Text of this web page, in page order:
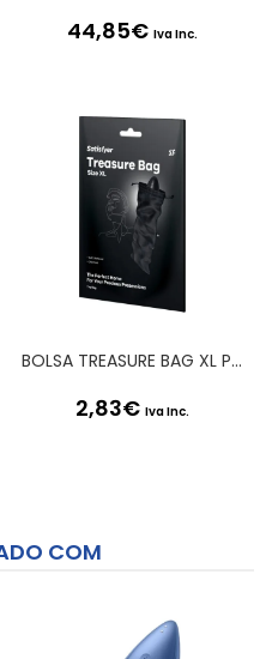
44,85€ Iva Inc.
BOLSA TREASURE BAG XL PRETA SATISFYER
2,83€ Iva Inc.
COM